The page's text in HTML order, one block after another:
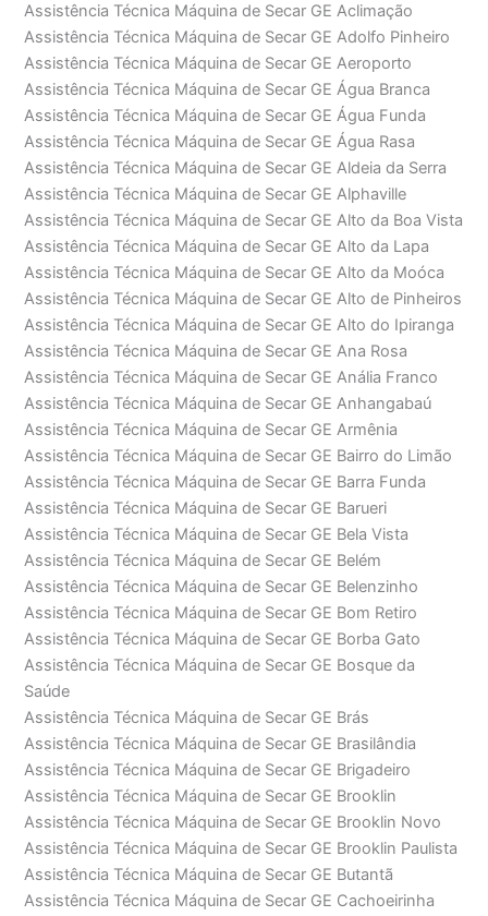
Assistência Técnica Máquina de Secar GE Aclimação
Assistência Técnica Máquina de Secar GE Adolfo Pinheiro
Assistência Técnica Máquina de Secar GE Aeroporto
Assistência Técnica Máquina de Secar GE Água Branca
Assistência Técnica Máquina de Secar GE Água Funda
Assistência Técnica Máquina de Secar GE Água Rasa
Assistência Técnica Máquina de Secar GE Aldeia da Serra
Assistência Técnica Máquina de Secar GE Alphaville
Assistência Técnica Máquina de Secar GE Alto da Boa Vista
Assistência Técnica Máquina de Secar GE Alto da Lapa
Assistência Técnica Máquina de Secar GE Alto da Moóca
Assistência Técnica Máquina de Secar GE Alto de Pinheiros
Assistência Técnica Máquina de Secar GE Alto do Ipiranga
Assistência Técnica Máquina de Secar GE Ana Rosa
Assistência Técnica Máquina de Secar GE Anália Franco
Assistência Técnica Máquina de Secar GE Anhangabaú
Assistência Técnica Máquina de Secar GE Armênia
Assistência Técnica Máquina de Secar GE Bairro do Limão
Assistência Técnica Máquina de Secar GE Barra Funda
Assistência Técnica Máquina de Secar GE Barueri
Assistência Técnica Máquina de Secar GE Bela Vista
Assistência Técnica Máquina de Secar GE Belém
Assistência Técnica Máquina de Secar GE Belenzinho
Assistência Técnica Máquina de Secar GE Bom Retiro
Assistência Técnica Máquina de Secar GE Borba Gato
Assistência Técnica Máquina de Secar GE Bosque da
Saúde
Assistência Técnica Máquina de Secar GE Brás
Assistência Técnica Máquina de Secar GE Brasilândia
Assistência Técnica Máquina de Secar GE Brigadeiro
Assistência Técnica Máquina de Secar GE Brooklin
Assistência Técnica Máquina de Secar GE Brooklin Novo
Assistência Técnica Máquina de Secar GE Brooklin Paulista
Assistência Técnica Máquina de Secar GE Butantã
Assistência Técnica Máquina de Secar GE Cachoeirinha